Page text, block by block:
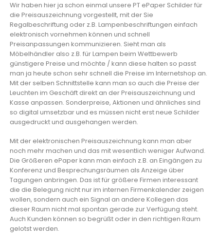
Wir haben hier ja schon einmal unsere PT ePaper Schilder für
die Preisauszeichnung vorgestellt, mit der Sie
Regalbeschriftung oder z.B. Lampenbeschriftungen einfach
elektronisch vornehmen können und schnell
Preisanpassungen kommunizieren. Sieht man als
Möbelhändler also z.B. für Lampen beim Wettbewerb
günstigere Preise und möchte / kann diese halten so passt
man ja heute schon sehr schnell die Preise im Internetshop an.
Mit der selben Schnittstelle kann man so auch die Preise der
Leuchten im Geschäft direkt an der Preisauszeichnung und
Kasse anpassen. Sonderpreise, Aktionen und ähnliches sind
so digital umsetzbar und es müssen nicht erst neue Schilder
ausgedruckt und ausgehangen werden.
Mit der elektronischen Preisauszeichnung kann man aber
noch mehr machen und das mit wesentlich weniger Aufwand.
Die Größeren ePaper kann man einfach z.B. an Eingängen zu
Konferenz und Besprechungsräumen als Anzeige über
Tagungen anbringen. Das ist für größere Firmen interessant
die die Belegung nicht nur im internen Firmenkalender zeigen
wollen, sondern auch ein Signal an andere Kollegen das
dieser Raum nicht mal spontan gerade zur Verfügung steht.
Auch Kunden können so begrüßt oder in den richtigen Raum
gelotst werden.